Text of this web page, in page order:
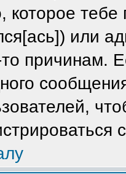
которое тебе
или
причинам.